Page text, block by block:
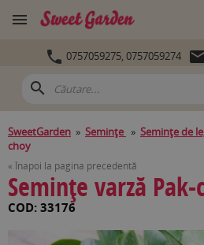

 0757059275, 0757059274
search
SweetGarden » Seminţe » Seminţe de
choy
« Înapoi la pagina precedentă
Semințe varză Pak-
COD: 33176